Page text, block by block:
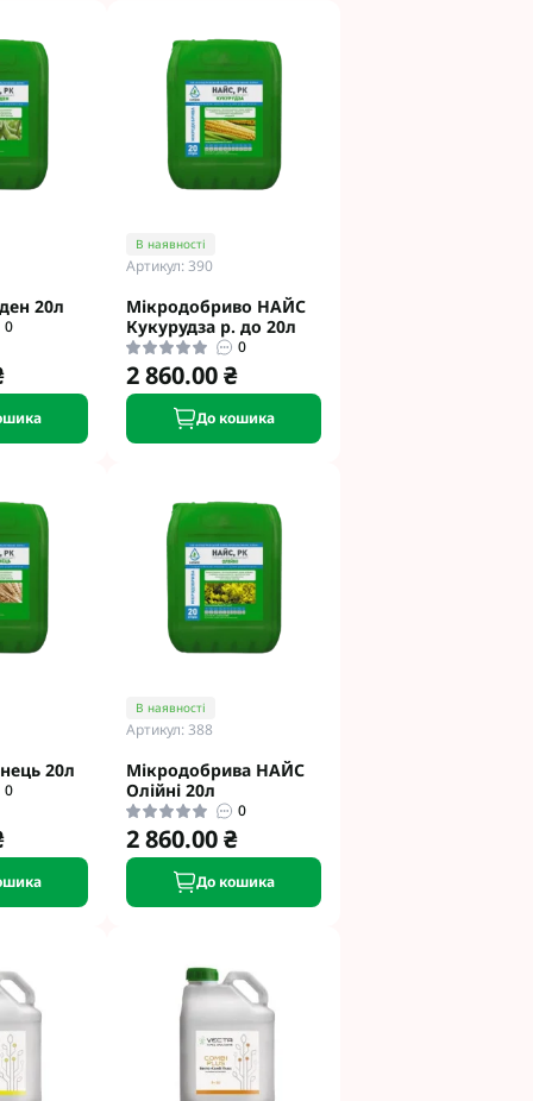
під
Під
Раундап
20л
0
В наявності
Артикул: 390
Мікродобриво НАЙС
Кукурудза р. до 20л
0
2 860.00 ₴
До кошика
20л
0
В наявності
Артикул: 388
Мікродобрива НАЙС
Олійні 20л
0
2 860.00 ₴
До кошика